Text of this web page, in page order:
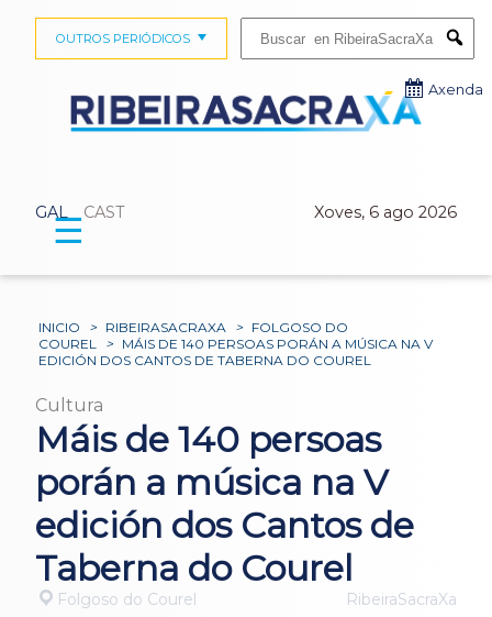
GAL CAST Xoves, 6 ago 2026
OUTROS PERIÓDICOS
Axenda
☰
INICIO > RIBEIRASACRAXA > FOLGOSO DO
COUREL
> MÁIS DE 140 PERSOAS PORÁN A MÚSICA NA V
EDICIÓN DOS CANTOS DE TABERNA DO COUREL
Cultura
Máis de 140 persoas
porán a música na V
edición dos Cantos de
Taberna do Courel
Folgoso do Courel RibeiraSacraXa